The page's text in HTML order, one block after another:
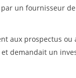
un fournisseur
aux prospectus ou
demandait un